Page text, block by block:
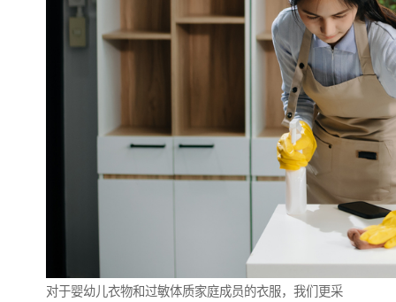
对于婴幼儿衣物和过敏体质家庭成员的衣服，我们更采